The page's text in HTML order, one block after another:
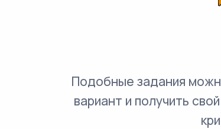
Подобные задания
вариант и получить